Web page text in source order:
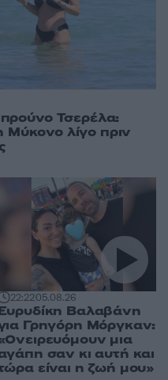
Τσερέλα:
Μύκονο λίγο πριν
22:2205.08.26
Βαλαβάνη
Γρηγόρη Μόργκαν:
μια
σαν κι αυτή και
είναι η ζωή μου»